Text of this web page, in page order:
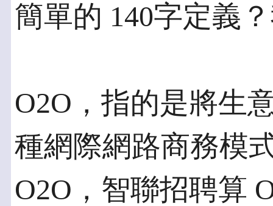
簡單的 140字定義
O2O，指的是將生
種網際網路商務模
O2O，智聯招聘算